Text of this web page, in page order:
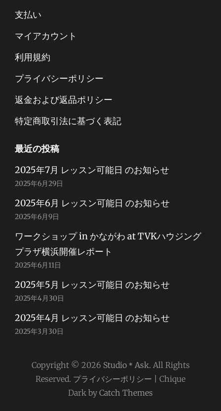
支払い
マイアカウント
利用規約
プライバシーポリシー
返金および返品ポリシー
特定商取引法に基づく表記
最近の投稿
2025年7月 レッスン可能日 のお知らせ
2025年6月29日
2025年6月 レッスン可能日 のお知らせ
2025年6月9日
ワークショップ in かながわ at TVKハウジング
プラザ横浜開催レポート
2025年6月11日
2025年5月 レッスン可能日 のお知らせ
2025年4月30日
2025年4月 レッスン可能日 のお知らせ
2025年3月30日
Copyright © 2026 Studio＊Ask. All Rights
Reserved. プライバシーポリシー | Chique
Dark by Catch Themes